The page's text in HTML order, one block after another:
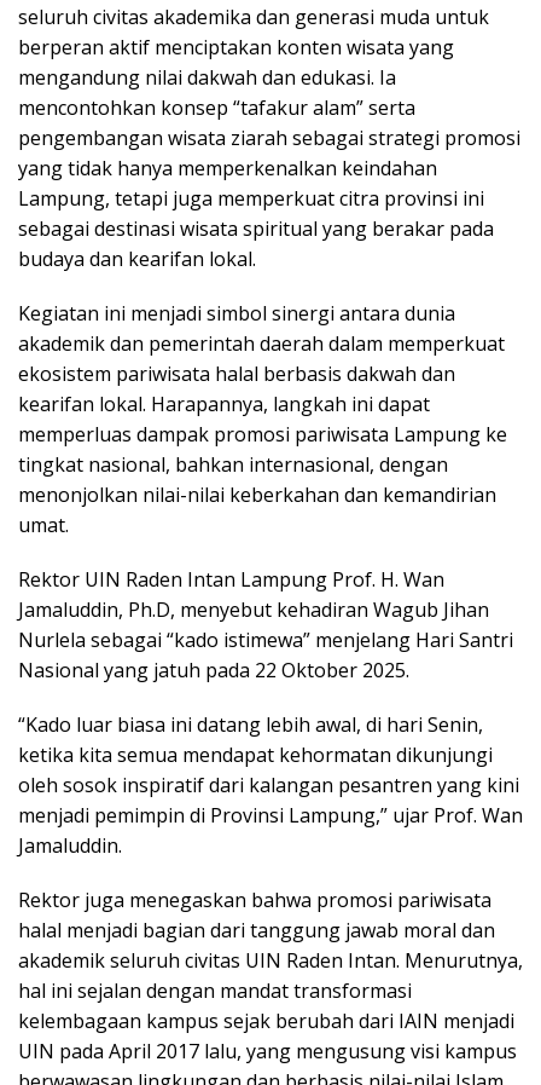
seluruh civitas akademika dan generasi muda untuk
berperan aktif menciptakan konten wisata yang
mengandung nilai dakwah dan edukasi. Ia
mencontohkan konsep “tafakur alam” serta
pengembangan wisata ziarah sebagai strategi promosi
yang tidak hanya memperkenalkan keindahan
Lampung, tetapi juga memperkuat citra provinsi ini
sebagai destinasi wisata spiritual yang berakar pada
budaya dan kearifan lokal.
Kegiatan ini menjadi simbol sinergi antara dunia
akademik dan pemerintah daerah dalam memperkuat
ekosistem pariwisata halal berbasis dakwah dan
kearifan lokal. Harapannya, langkah ini dapat
memperluas dampak promosi pariwisata Lampung ke
tingkat nasional, bahkan internasional, dengan
menonjolkan nilai-nilai keberkahan dan kemandirian
umat.
Rektor UIN Raden Intan Lampung Prof. H. Wan
Jamaluddin, Ph.D, menyebut kehadiran Wagub Jihan
Nurlela sebagai “kado istimewa” menjelang Hari Santri
Nasional yang jatuh pada 22 Oktober 2025.
“Kado luar biasa ini datang lebih awal, di hari Senin,
ketika kita semua mendapat kehormatan dikunjungi
oleh sosok inspiratif dari kalangan pesantren yang kini
menjadi pemimpin di Provinsi Lampung,” ujar Prof. Wan
Jamaluddin.
Rektor juga menegaskan bahwa promosi pariwisata
halal menjadi bagian dari tanggung jawab moral dan
akademik seluruh civitas UIN Raden Intan. Menurutnya,
hal ini sejalan dengan mandat transformasi
kelembagaan kampus sejak berubah dari IAIN menjadi
UIN pada April 2017 lalu, yang mengusung visi kampus